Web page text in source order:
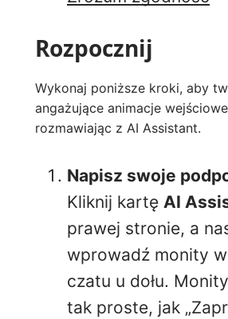
Rozpocznij
Wykonaj poniższe kroki, aby
angażujące animacje
rozmawiając z AI Assistant.
Napisz swoje
Kliknij kartę AI
prawej stronie, a
wprowadź monity
czatu u dołu.
tak proste, jak